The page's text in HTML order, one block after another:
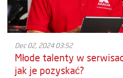
Dec 02, 2024 03:52
Młode talenty w
jak je pozyskać?